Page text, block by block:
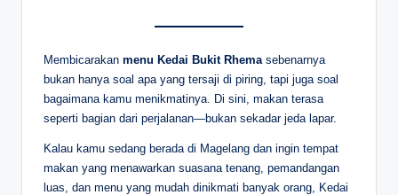
Membicarakan menu Kedai Bukit Rhema sebenarnya
bukan hanya soal apa yang tersaji di piring, tapi juga soal
bagaimana kamu menikmatinya. Di sini, makan terasa
seperti bagian dari perjalanan—bukan sekadar jeda lapar.
Kalau kamu sedang berada di Magelang dan ingin tempat
makan yang menawarkan suasana tenang, pemandangan
luas, dan menu yang mudah dinikmati banyak orang, Kedai